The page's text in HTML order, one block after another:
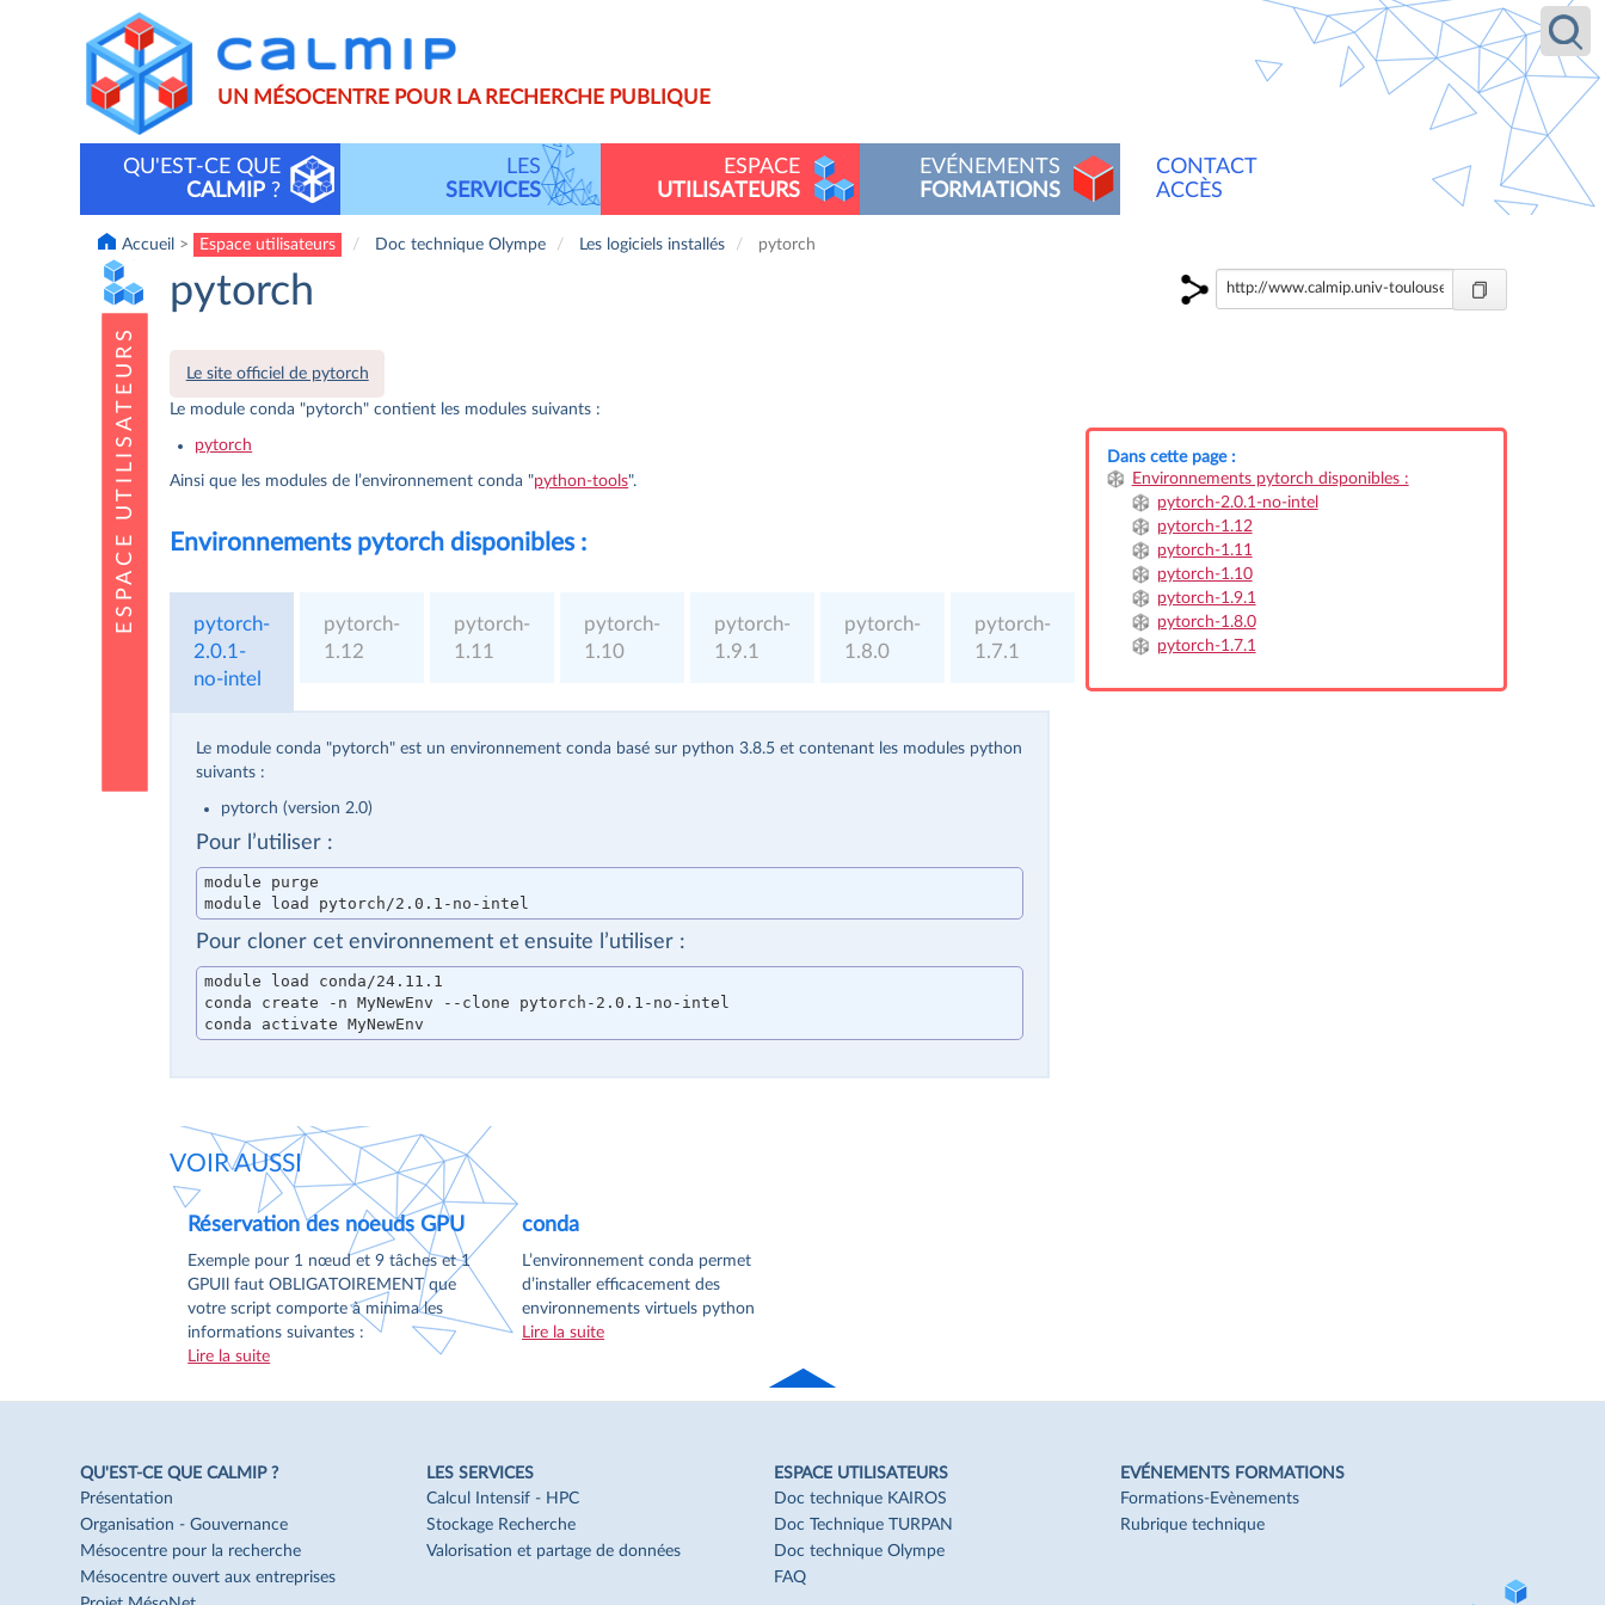
UN MÉSOCENTRE POUR LA RECHERCHE PUBLIQUE
Recherche
Main
QU'EST-CE QUE
CALMIP?
LES
SERVICES
ESPACE
UTILISATEURS
EVÉNEMENTS
FORMATIONS
CONTACT
ACCÈS
Accueil Espace utilisateurs Doc technique Olympe Les logiciels installés pytorch
pytorch
Le site officiel de pytorch
Dans cette page :
Environnements pytorch disponibles :
pytorch-2.0.1-no-intel
pytorch-1.12
pytorch-1.11
pytorch-1.10
pytorch-1.9.1
pytorch-1.8.0
pytorch-1.7.1
Le module conda "pytorch" contient les modules suivants :
pytorch
Ainsi que les modules de l’environnement conda "python-tools".
Environnements pytorch disponibles :
pytorch-
2.0.1-
no-intel
pytorch-
1.12
pytorch-
1.11
pytorch-
1.10
pytorch-
1.9.1
pytorch-
1.8.0
pytorch-
1.7.1
Le module conda "pytorch" est un environnement conda basé sur python 3.8.5 et contenant les modules python
suivants :
pytorch (version 2.0)
Pour l’utiliser :
module purge
module load pytorch/2.0.1-no-intel
Pour cloner cet environnement et ensuite l’utiliser :
module load conda/24.11.1
conda create -n MyNewEnv --clone pytorch-2.0.1-no-intel
conda activate MyNewEnv
VOIR AUSSI
Réservation des noeuds GPU
Exemple pour 1 nœud et 9 tâches et 1
GPUIl faut OBLIGATOIREMENT que
votre script comporte à minima les
informations suivantes :
Lire la suite
conda
L’environnement conda permet
d’installer efficacement des
environnements virtuels python
Lire la suite
de page
Navigation
QU'EST-CE QUE CALMIP ?
Présentation
Organisation - Gouvernance
Mésocentre pour la recherche
Mésocentre ouvert aux entreprises
LES SERVICES
Calcul Intensif - HPC
Stockage Recherche
Valorisation et partage de données
ESPACE UTILISATEURS
Doc technique KAIROS
Doc Technique TURPAN
Doc technique Olympe
FAQ
EVÉNEMENTS FORMATIONS
Formations-Evènements
Rubrique technique
Pied
de
page